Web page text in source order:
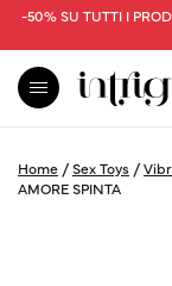
-50% SU TUTTI I
Home /Sex Toys /
AMORE SPINTA